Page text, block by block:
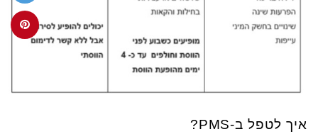
איך לטפל ב-PMS?